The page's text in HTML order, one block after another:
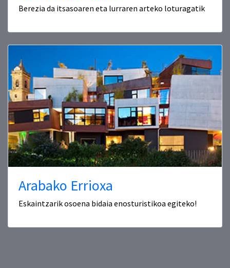
Berezia da itsasoaren eta lurraren arteko loturagatik
Arabako Errioxa
Eskaintzarik osoena bidaia enosturistikoa egiteko!